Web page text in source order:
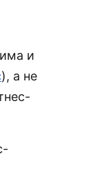
и
), а не